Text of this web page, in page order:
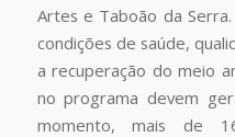
Artes e Taboão da
condições de saúde,
a recuperação do meio
no programa devem
momento, mais de